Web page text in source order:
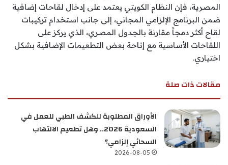
المصرية، فإن النظام الكويتي يعتمد على إدخال لقاحات إضافية
ضمن البرنامج الإلزامي المجاني، إلى جانب استخدام تركيبات
لقاح أكثر دمجاً مقارنة بالجدول المصري، الذي يركز على
اللقاحات الأساسية مع إتاحة بعض التطعيمات الإضافية بشكل
اختياري.
مقالات ذات صلة
الأوراق المطلوبة للكشف الطبي للعمل في
السعودية 2026.. وهل تطعيم الالتهاب
السحائي إلزامي؟
2026-08-05